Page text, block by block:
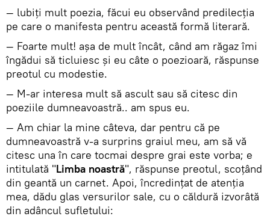
— lubiți mult poezia, făcui eu observând predilecția
pe care o manifesta pentru această formă literară.
— Foarte mult! aşa de mult încât, când am răgaz îmi
îngădui să ticluiesc şi eu câte o poezioară, răspunse
preotul cu modestie.
— M-ar interesa mult să ascult sau să citesc din
poeziile dumneavoastră.. am spus eu.
— Am chiar la mine câteva, dar pentru că pe
dumneavoastră v-a surprins graiul meu, am să vă
citesc una în care tocmai despre grai este vorba; e
intitulată "Limba noastră", răspunse preotul, scoțând
din geantă un carnet. Apoi, încredințat de atenția
mea, dădu glas versurilor sale, cu o căldură izvorâtă
din adâncul sufletului: